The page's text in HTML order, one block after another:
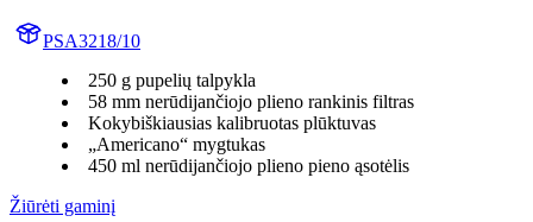
PSA3218/10
250 g pupelių talpykla
58 mm nerūdijančiojo plieno rankinis filtras
Kokybiškiausias kalibruotas plūktuvas
„Americano“ mygtukas
450 ml nerūdijančiojo plieno pieno ąsotėlis
Žiūrėti gaminį